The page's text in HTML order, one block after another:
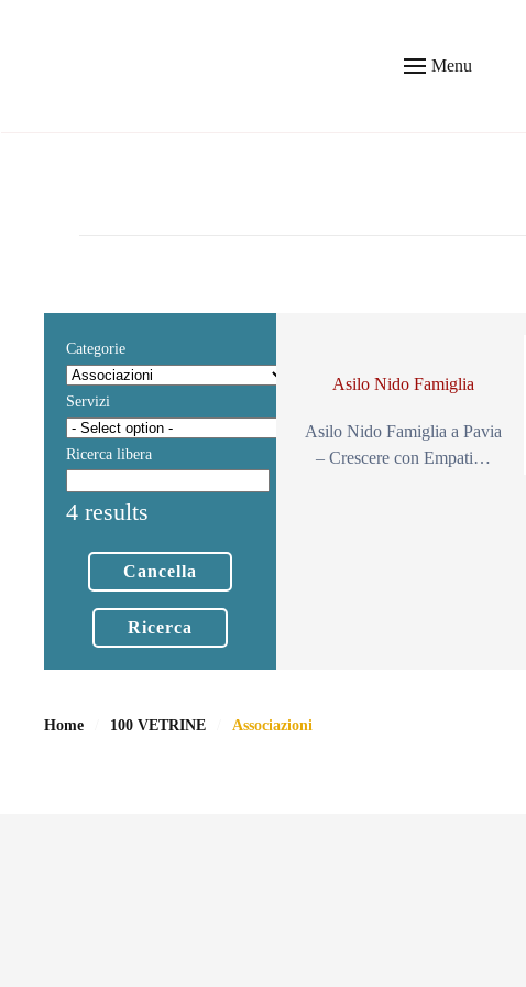
Menu
Categorie
Servizi
Ricerca libera
4 results
Cancella
Ricerca
Asilo Nido Famiglia
Asilo Nido Famiglia a Pavia
– Crescere con Empati…
Home 100 VETRINE Associazioni